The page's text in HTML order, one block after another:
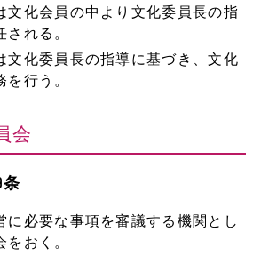
文化会員の中より文化委員長の指
れる。
文化委員長の指導に基づき、文化
行う。
会
に必要な事項を審議する機関とし
おく。